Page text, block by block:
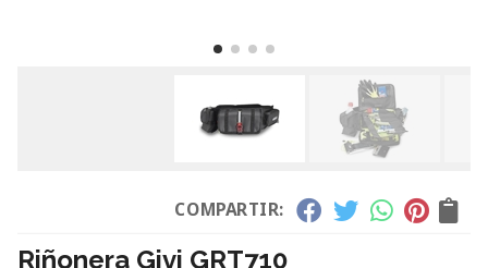
COMPARTIR:
Riñonera Givi GRT710